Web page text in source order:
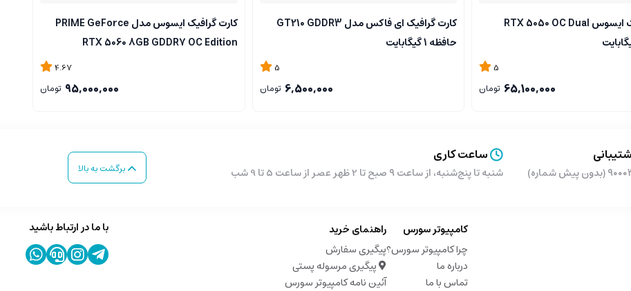
کارت گرافیک ایسوس RTX 5050 OC Dual
5
65,100,000 تومان
کارت گرافیک ای فاکس مدل GT210 GDDR3
حافظه 1 گیگابایت
5
6,500,000 تومان
کارت گرافیک ایسوس مدل PRIME GeForce
RTX 5060 8GB GDDR7 OC Edition
4.67
95,000,000 تومان
پیش شماره)
ساعت کاری
شنبه تا پنج‌شنبه، از ساعت ۹ صبح تا 2 ظهر عصر از ساعت 5 تا 9 شب برگشت به بالا
کامپیوتر سورس
چرا کامپیوتر سورس؟
درباره ما
تماس با ما
راهنمای خرید
پیگیری سفارش
پیگیری مرسوله پستی
آئین نامه کامپیوتر سورس
با ما در ارتباط باشید